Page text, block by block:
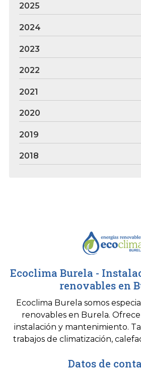
2025
2024
2023
2022
2021
2020
2019
2018
Ecoclima Burela -
renovables en
Ecoclima Burela somos
renovables en Burela.
instalación y mantenimiento.
trabajos de climatización,
Datos de